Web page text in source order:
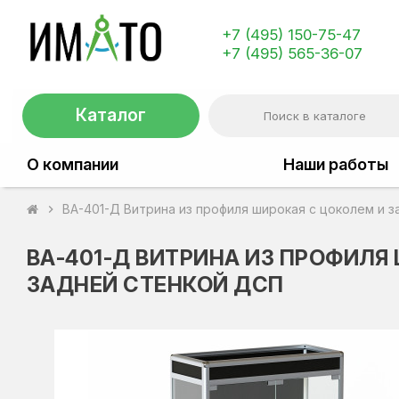
+7 (495) 150-75-47
+7 (495) 565-36-07
Каталог
О компании Наши работы
chevron_right ВА-401-Д Витрина из профиля широкая с цоколем и
ВА-401-Д ВИТРИНА ИЗ
ЗАДНЕЙ СТЕНКОЙ ДСП